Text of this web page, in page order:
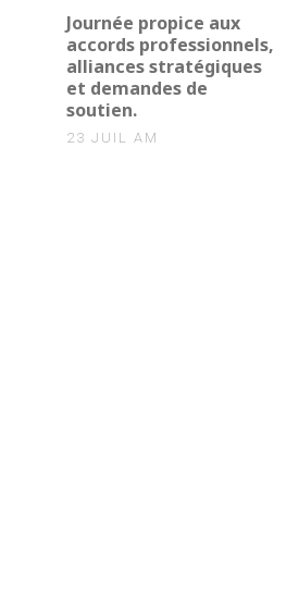
Journée propice aux
accords professionnels,
alliances stratégiques
et demandes de
soutien.
23 JUIL AM